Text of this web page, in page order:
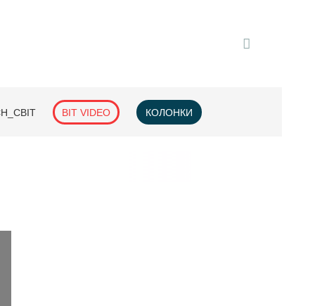
BIT VIDEO КОЛОНКИ